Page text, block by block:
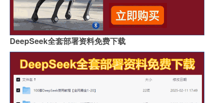
DeepSeek全套部署资料免费下载